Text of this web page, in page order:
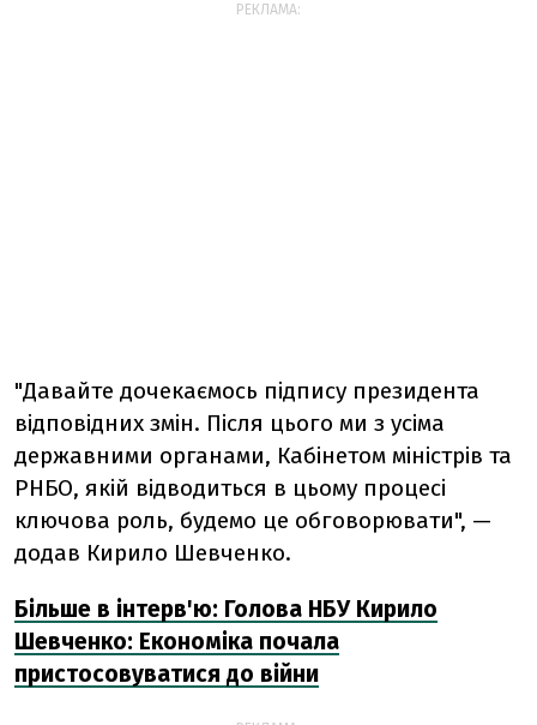
РЕКЛАМА:
"Давайте дочекаємось підпису президента
відповідних змін. Після цього ми з усіма
державними органами, Кабінетом міністрів та
РНБО, якій відводиться в цьому процесі
ключова роль, будемо це обговорювати", —
додав Кирило Шевченко.
Більше в інтерв'ю: Голова НБУ Кирило
Шевченко: Економіка почала
пристосовуватися до війни